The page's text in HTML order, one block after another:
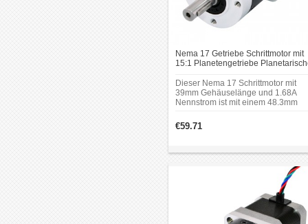
Nema 17 Getriebe Schrittmotor mit
15:1 Planetengetriebe
Dieser Nema 17 Schrittmotor mit
39mm Gehäuselänge und 1.68A
Nennstrom ist mit einem 48.3mm
übersetzung integriert.Es kann in
Vielzahl von Anwendungen
erfordern.
€59.71